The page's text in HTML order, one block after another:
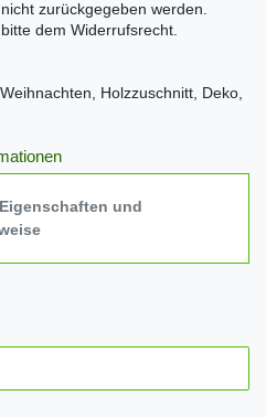
zurückgegeben werden.
dem Widerrufsrecht.
Holzzuschnitt, Deko,
und